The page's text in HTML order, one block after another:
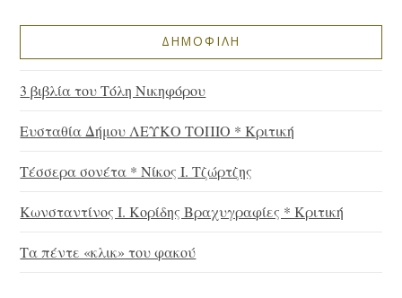
ΔΗΜΟΦΙΛΗ
3 βιβλία του Τόλη Νικηφόρου
Ευσταθία Δήμου ΛΕΥΚΟ ΤΟΠΙΟ * Κριτική
Τέσσερα σονέτα * Νίκος Ι. Τζώρτζης
Κωνσταντίνος Ι. Κορίδης Βραχυγραφίες * Κριτική
Τα πέντε «κλικ» του φακού